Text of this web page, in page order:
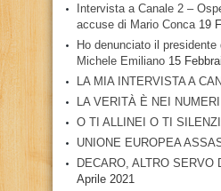
Intervista a Canale 2 –
accuse di Mario Conca 19
Ho denunciato il
Michele Emiliano 15
LA MIA INTERVISTA A
LA VERITÀ È NEI NUMERI
O TI ALLINEI O TI
UNIONE EUROPEA
DECARO, ALTRO SERVO
Aprile 2021